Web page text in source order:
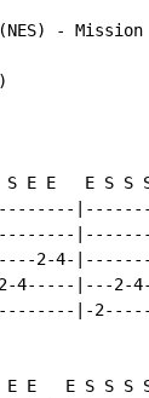
(NES) -
S E E   E S S
|-------
2-4-
4-----|---
|-
E E   E S S S